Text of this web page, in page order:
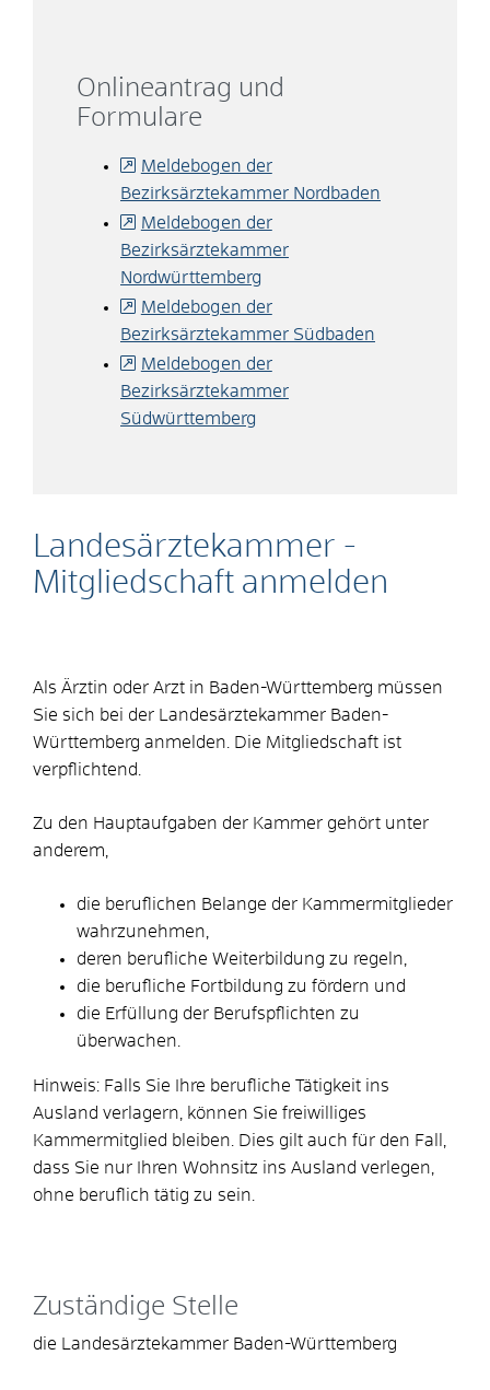
Landesärztekammer -
Mitgliedschaft anmelden
Als Ärztin oder Arzt in Baden-Württemberg müssen
Sie sich bei der Landesärztekammer Baden-
Württemberg anmelden. Die Mitgliedschaft ist
verpflichtend.
Zu den Hauptaufgaben der Kammer gehört unter
anderem,
die beruflichen Belange der Kammermitglieder
wahrzunehmen,
deren berufliche Weiterbildung zu regeln,
die berufliche Fortbildung zu fördern und
die Erfüllung der Berufspflichten zu
überwachen.
Hinweis: Falls Sie Ihre berufliche Tätigkeit ins
Ausland verlagern, können Sie freiwilliges
Kammermitglied bleiben. Dies gilt auch für den Fall,
dass Sie nur Ihren Wohnsitz ins Ausland verlegen,
ohne beruflich tätig zu sein.
Onlineantrag und
Formulare
Meldebogen der
Bezirksärztekammer Nordbaden
Meldebogen der
Bezirksärztekammer
Nordwürttemberg
Meldebogen der
Bezirksärztekammer Südbaden
Meldebogen der
Bezirksärztekammer
Südwürttemberg
Zuständige Stelle
die Landesärztekammer Baden-Württemberg